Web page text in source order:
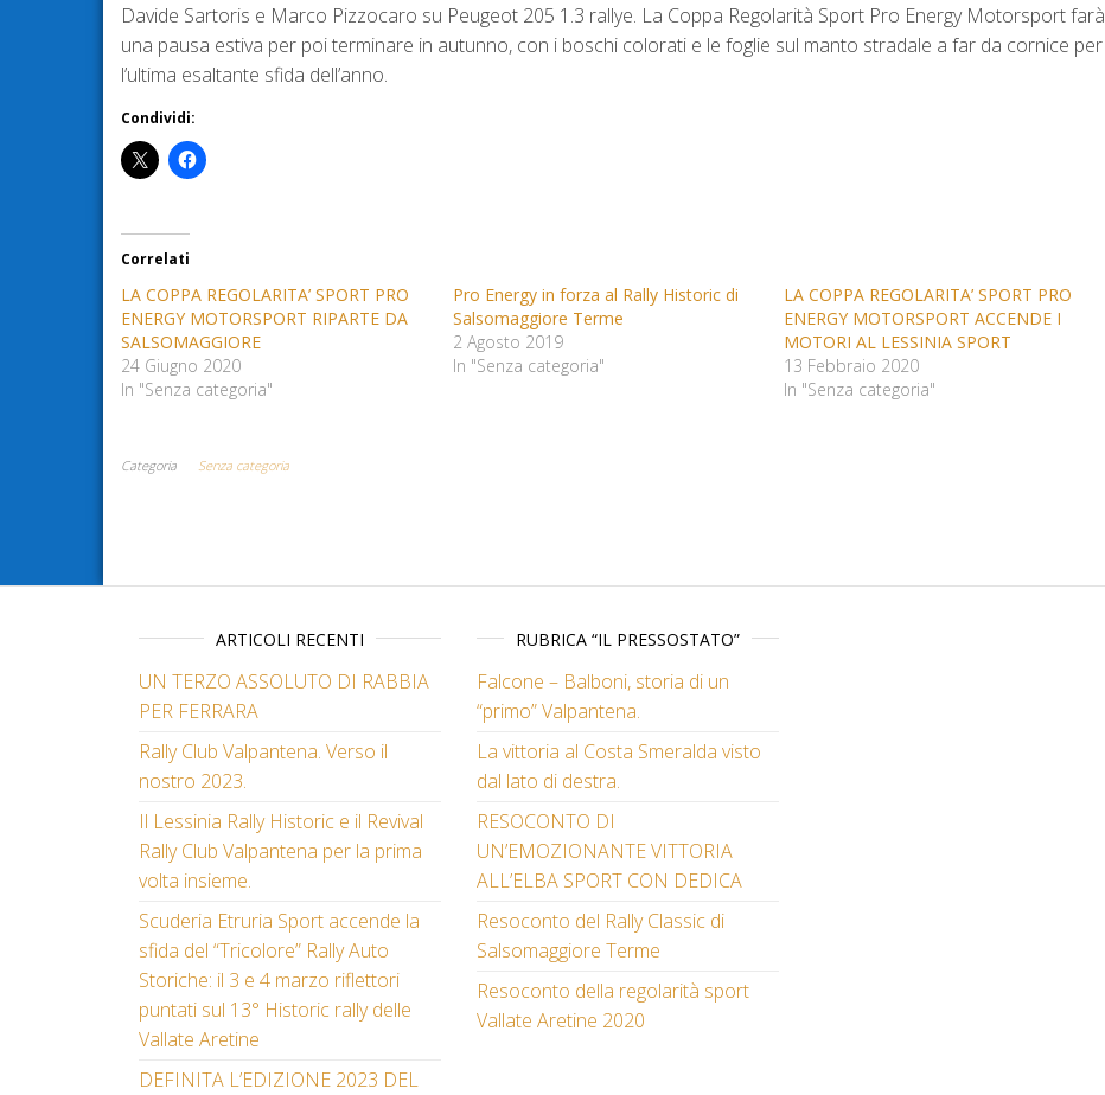
Davide Sartoris e Marco Pizzocaro su Peugeot 205 1.3 rallye. La Coppa Regolarità Sport Pro Energy Motorsport farà
una pausa estiva per poi terminare in autunno, con i boschi colorati e le foglie sul manto stradale a far da cornice per
l’ultima esaltante sfida dell’anno.
Condividi:
Correlati
LA COPPA REGOLARITA’ SPORT PRO
ENERGY MOTORSPORT RIPARTE DA
SALSOMAGGIORE
24 Giugno 2020
In "Senza categoria"
Pro Energy in forza al Rally Historic di
Salsomaggiore Terme
2 Agosto 2019
In "Senza categoria"
LA COPPA REGOLARITA’ SPORT PRO
ENERGY MOTORSPORT ACCENDE I
MOTORI AL LESSINIA SPORT
13 Febbraio 2020
In "Senza categoria"
Categoria Senza categoria
ARTICOLI RECENTI
UN TERZO ASSOLUTO DI RABBIA
PER FERRARA
Rally Club Valpantena. Verso il
nostro 2023.
Il Lessinia Rally Historic e il Revival
Rally Club Valpantena per la prima
volta insieme.
Scuderia Etruria Sport accende la
sfida del “Tricolore” Rally Auto
Storiche: il 3 e 4 marzo riflettori
puntati sul 13° Historic rally delle
Vallate Aretine
DEFINITA L’EDIZIONE 2023 DEL
RUBRICA “IL PRESSOSTATO”
Falcone – Balboni, storia di un
“primo” Valpantena.
La vittoria al Costa Smeralda visto
dal lato di destra.
RESOCONTO DI
UN’EMOZIONANTE VITTORIA
ALL’ELBA SPORT CON DEDICA
Resoconto del Rally Classic di
Salsomaggiore Terme
Resoconto della regolarità sport
Vallate Aretine 2020